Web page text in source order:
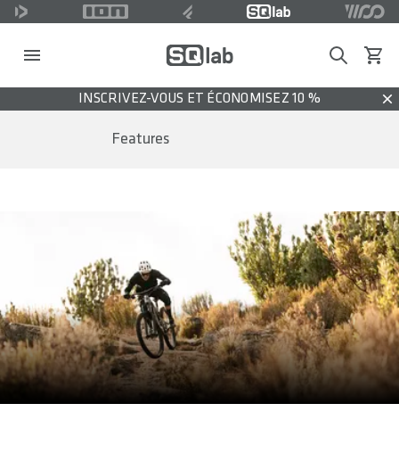
SearchVoir
INSCRIVEZ-VOUS ET ÉCONOMISEZ 10 %
Features